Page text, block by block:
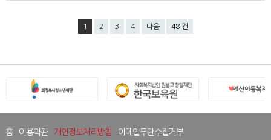
1 2 3 4 다음 48 건
홈 이용약관 개인정보처리방침 이메일무단수집거부